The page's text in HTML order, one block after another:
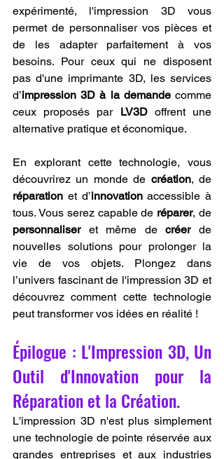
expérimenté, l'impression 3D vous
permet de personnaliser vos pièces et
de les adapter parfaitement à vos
besoins. Pour ceux qui ne disposent
pas d'une imprimante 3D, les services
d’impression 3D à la demande comme
ceux proposés par LV3D offrent une
alternative pratique et économique.
En explorant cette technologie, vous
découvrirez un monde de création
réparation et d’innovation accessible à
tous. Vous serez capable de réparer
personnaliser et même de créer de
nouvelles solutions pour prolonger la
vie de vos objets. Plongez dans
l’univers fascinant de l'impression 3D et
découvrez comment cette technologie
peut transformer vos idées en réalité !
Épilogue : L'Impression 3D, Un
Outil d'Innovation pour la
Réparation et la Création.
L'impression 3D n'est plus simplement
une technologie de pointe réservée aux
grandes entreprises et aux industries